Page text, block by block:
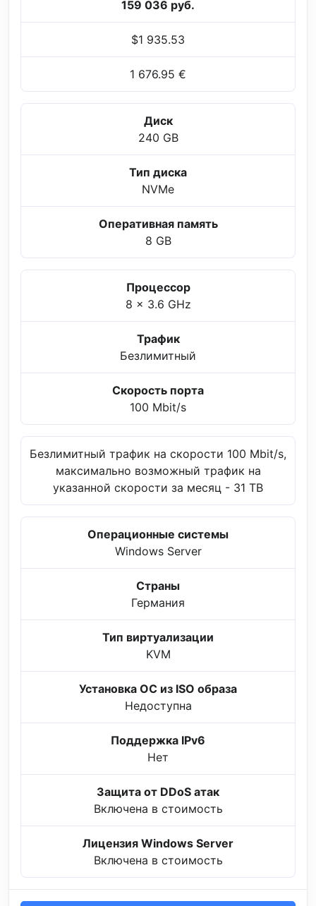
159 036 руб.
$1 935.53
1 676.95 €
Диск
240 GB
Тип диска
NVMe
Оперативная память
8 GB
Процессор
8 x 3.6 GHz
Трафик
Безлимитный
Скорость порта
100 Mbit/s
Безлимитный трафик на скорости 100 Mbit/s,
максимально возможный трафик на
указанной скорости за месяц - 31 TB
Операционные системы
Windows Server
Страны
Германия
Тип виртуализации
KVM
Установка ОС из ISO образа
Недоступна
Поддержка IPv6
Нет
Защита от DDoS атак
Включена в стоимость
Лицензия Windows Server
Включена в стоимость